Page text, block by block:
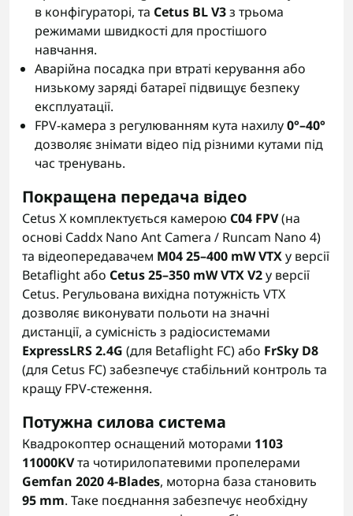
в конфігураторі, та Cetus BL V3з трьома
режимами швидкості для простішого
навчання.
Аварійна посадка при втраті керування або
низькому заряді батареї підвищує безпеку
експлуатації.
FPV-камера з регулюванням кута нахилу0°–40°
дозволяє знімати відео під різними кутами під
час тренувань.
Покращена передача відео
Cetus X комплектується камерою C04 FPV(на
основі Caddx Nano Ant Camera / Runcam Nano 4)
та відеопередавачем M04 25–400 mW VTXу версії
Betaflight або Cetus 25–350 mW VTX V2у версії
Cetus. Регульована вихідна потужність VTX
дозволяє виконувати польоти на значні
дистанції, а сумісність з радіосистемами
ExpressLRS 2.4G (для Betaflight FC) або FrSky D8
(для Cetus FC) забезпечує стабільний контроль та
кращу FPV-стеження.
Потужна силова система
Квадрокоптер оснащений моторами 1103
11000KVта чотирилопатевими пропелерами
Gemfan 2020 4-Blades, моторна база становить
95 mm. Таке поєднання забезпечує необхідну